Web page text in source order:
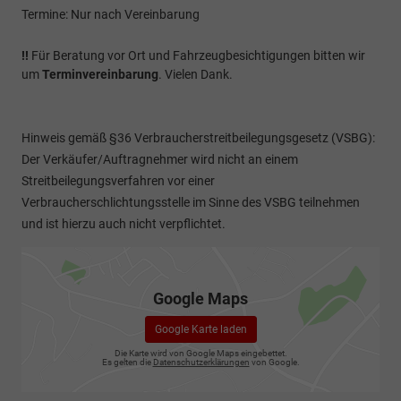
Termine: Nur nach Vereinbarung
!! Für Beratung vor Ort und Fahrzeugbesichtigungen bitten wir
umTerminvereinbarung. Vielen Dank.
Hinweis gemäß §36 Verbraucherstreitbeilegungsgesetz (VSBG):
Der Verkäufer/Auftragnehmer wird nicht an einem
Streitbeilegungsverfahren vor einer
Verbraucherschlichtungsstelle im Sinne des VSBG teilnehmen
und ist hierzu auch nicht verpflichtet.
Google Maps
Google Karte laden
Die Karte wird von Google Maps eingebettet.
Es gelten die Datenschutzerklärungen von Google.